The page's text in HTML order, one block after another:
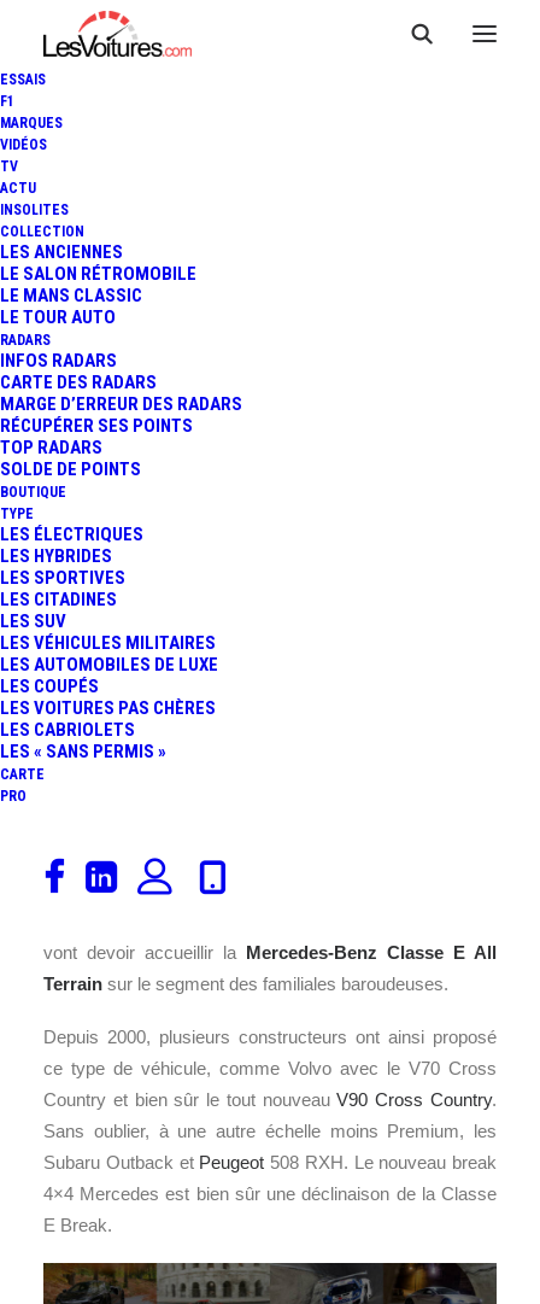
ESSAIS
F1
MARQUES
VIDÉOS
TV
ACTU
INSOLITES
COLLECTION
LES ANCIENNES
LE SALON RÉTROMOBILE
LE MANS CLASSIC
LE TOUR AUTO
RADARS
INFOS RADARS
CARTE DES RADARS
MARGE D’ERREUR DES RADARS
RÉCUPÉRER SES POINTS
TOP RADARS
SOLDE DE POINTS
BOUTIQUE
TYPE
LES ÉLECTRIQUES
LES HYBRIDES
LES SPORTIVES
LES CITADINES
LES SUV
LES VÉHICULES MILITAIRES
LES AUTOMOBILES DE LUXE
LES COUPÉS
LES VOITURES PAS CHÈRES
LES CABRIOLETS
LES « SANS PERMIS »
CARTE
PRO
MERCEDES-BENZ CLASSE E
ALL TERRAIN : "L'ANTI-A6
ALLROAD" EST NÉE !
2 Minutes |
Il aura fallu attendre 16 ans pour que la firme à l’étoile
réponde à la concurrence des breaks tout-terrain,
vont devoir accueillir la Mercedes-Benz Classe E All
Terrain sur le segment des familiales baroudeuses.
Depuis 2000, plusieurs constructeurs ont ainsi proposé
ce type de véhicule, comme Volvo avec le V70 Cross
Country et bien sûr le tout nouveauV90 Cross Country.
Sans oublier, à une autre échelle moins Premium, les
Subaru Outback et Peugeot 508 RXH. Le nouveau break
4×4 Mercedes est bien sûr une déclinaison de la Classe
E Break.